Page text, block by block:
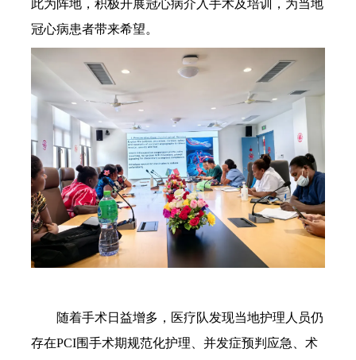
此为阵地，积极开展冠心病介入手术及培训，为当地
冠心病患者带来希望。
随着手术日益增多，医疗队发现当地护理人员仍
存在PCI围手术期规范化护理、并发症预判应急、术